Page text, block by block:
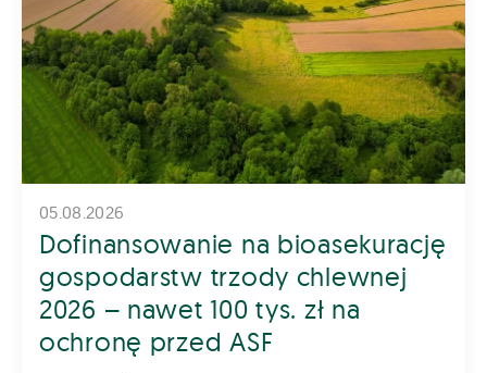
05.08.2026
Dofinansowanie na bioasekurację
gospodarstw trzody chlewnej
2026 – nawet 100 tys. zł na
ochronę przed ASF